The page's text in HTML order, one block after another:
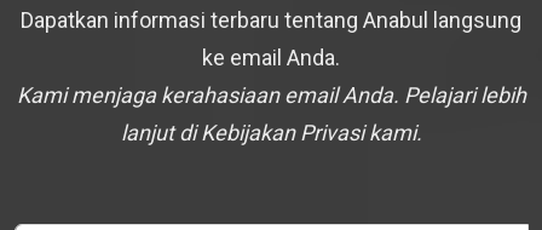
Dapatkan informasi terbaru tentang Anabul langsung
ke email Anda.
Kami menjaga kerahasiaan email Anda. Pelajari lebih
lanjut di Kebijakan Privasi kami.